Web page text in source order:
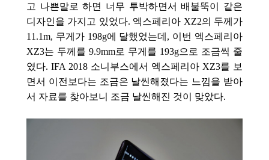
고 나쁜말로 하면 너무 투박하면서 배불뚝이 같은
디자인을 가지고 있었다. 엑스페리아 XZ2의 두께가
11.1m, 무게가 198g에 달했었는데, 이번 엑스페리아
XZ3는 두께를 9.9mm로 무게를 193g으로 조금씩 줄
였다. IFA 2018 소니부스에서 엑스페리아 XZ3를 보
면서 이전보다는 조금은 날씬해졌다는 느낌을 받아
서 자료를 찾아보니 조금 날씬해진 것이 맞았다.